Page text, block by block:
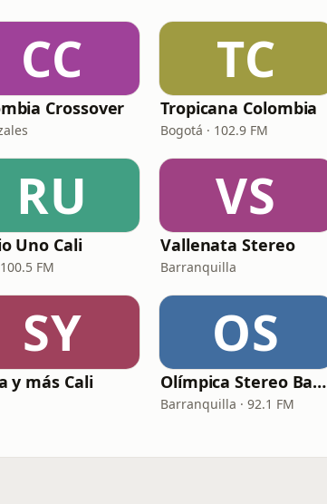
CC
Crossover
TC
Tropicana Colombia
Bogotá · 102.9 FM
RU
Uno Cali
FM
VS
Vallenata Stereo
Barranquilla
SY
y más Cali
OS
Olímpica Stereo Barranquilla
Barranquilla · 92.1 FM